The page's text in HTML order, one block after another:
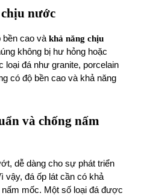
nước
bền cao vàkhả năng chịu
không bị hư hỏng hoặc
loại đá như granite, porcelain
có độ bền cao và khả năng
và chống nấm
dễ dàng cho sự phát triển
vậy, đá ốp lát cần có khả
mốc. Một số loại đá được